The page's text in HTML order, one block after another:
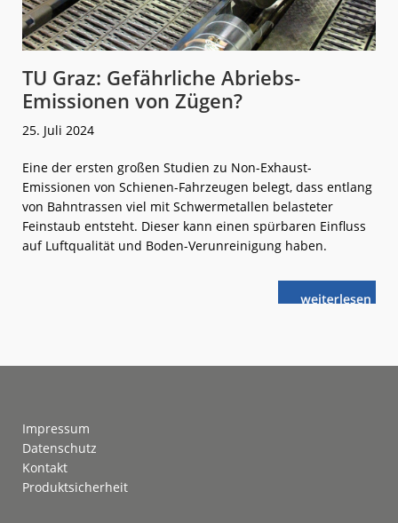
TU Graz: Gefährliche Abriebs-
Emissionen von Zügen?
25. Juli 2024
Eine der ersten großen Studien zu Non-Exhaust-
Emissionen von Schienen-Fahrzeugen belegt, dass entlang
von Bahntrassen viel mit Schwermetallen belasteter
Feinstaub entsteht. Dieser kann einen spürbaren Einfluss
auf Luftqualität und Boden-Verunreinigung haben.
weiterlese
nTU
Impressum
Datenschutz
Kontakt
Produktsicherheit